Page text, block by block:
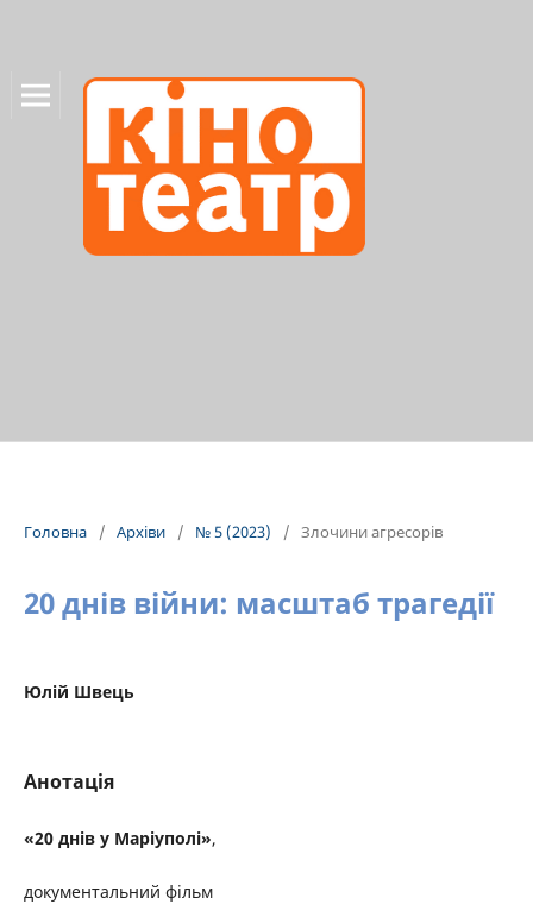
Головна / Архіви / № 5 (2023) / Злочини агресорів
20 днів війни: масштаб трагедії
Юлій Швець
Анотація
«20 днів у Маріуполі»,
документальний фільм